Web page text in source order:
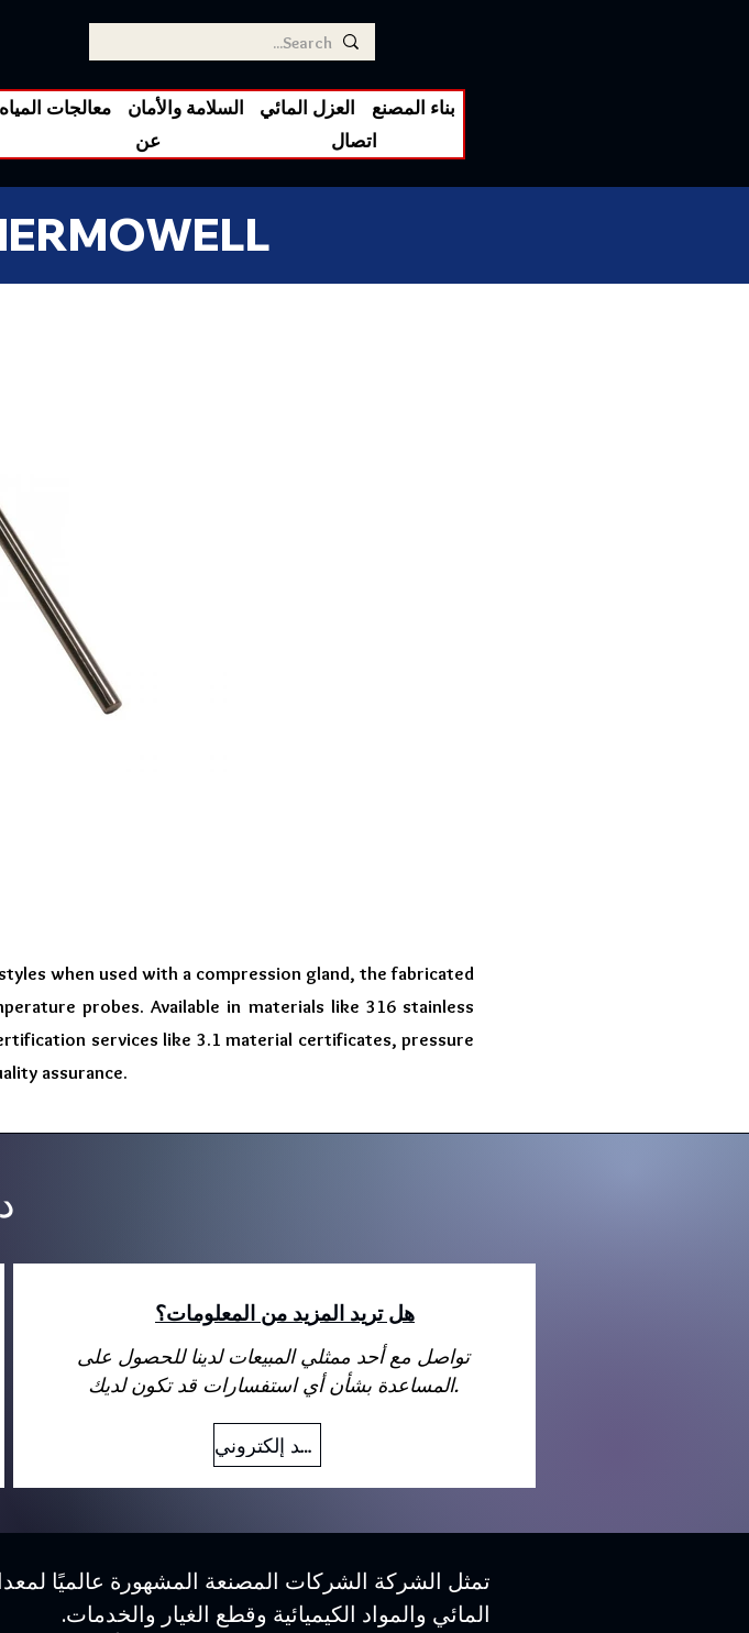
معالجات المياه السلامة والأمان العزل المائي
بناء المصنع
عن اتصال
when used with a compression gland, the fabricated
probes. Available in materials like 316 stainless
services like 3.1 material certificates, pressure
assurance.
هل تريد المزيد من المعلومات؟
تواصل مع أحد ممثلي المبيعات لدينا للحصول على
المساعدة بشأن أي استفسارات قد تكون لديك.
بريد إلكتروني
تمثل الشركة الشركات المصنعة المشهورة عالميًا
المائي والمواد الكيميائية وقطع الغيار والخدمات.